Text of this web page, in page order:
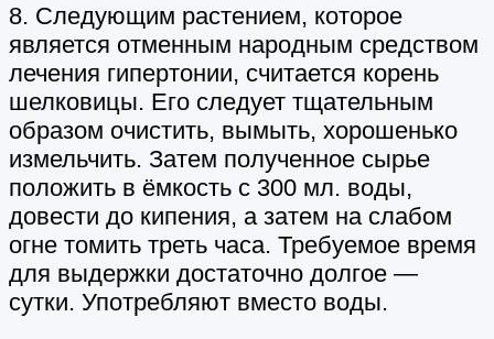
8. Следующим растением, которое
является отменным народным средством
лечения гипертонии, считается корень
шелковицы. Его следует тщательным
образом очистить, вымыть, хорошенько
измельчить. Затем полученное сырье
положить в ёмкость с 300 мл. воды,
довести до кипения, а затем на слабом
огне томить треть часа. Требуемое время
для выдержки достаточно долгое —
сутки. Употребляют вместо воды.